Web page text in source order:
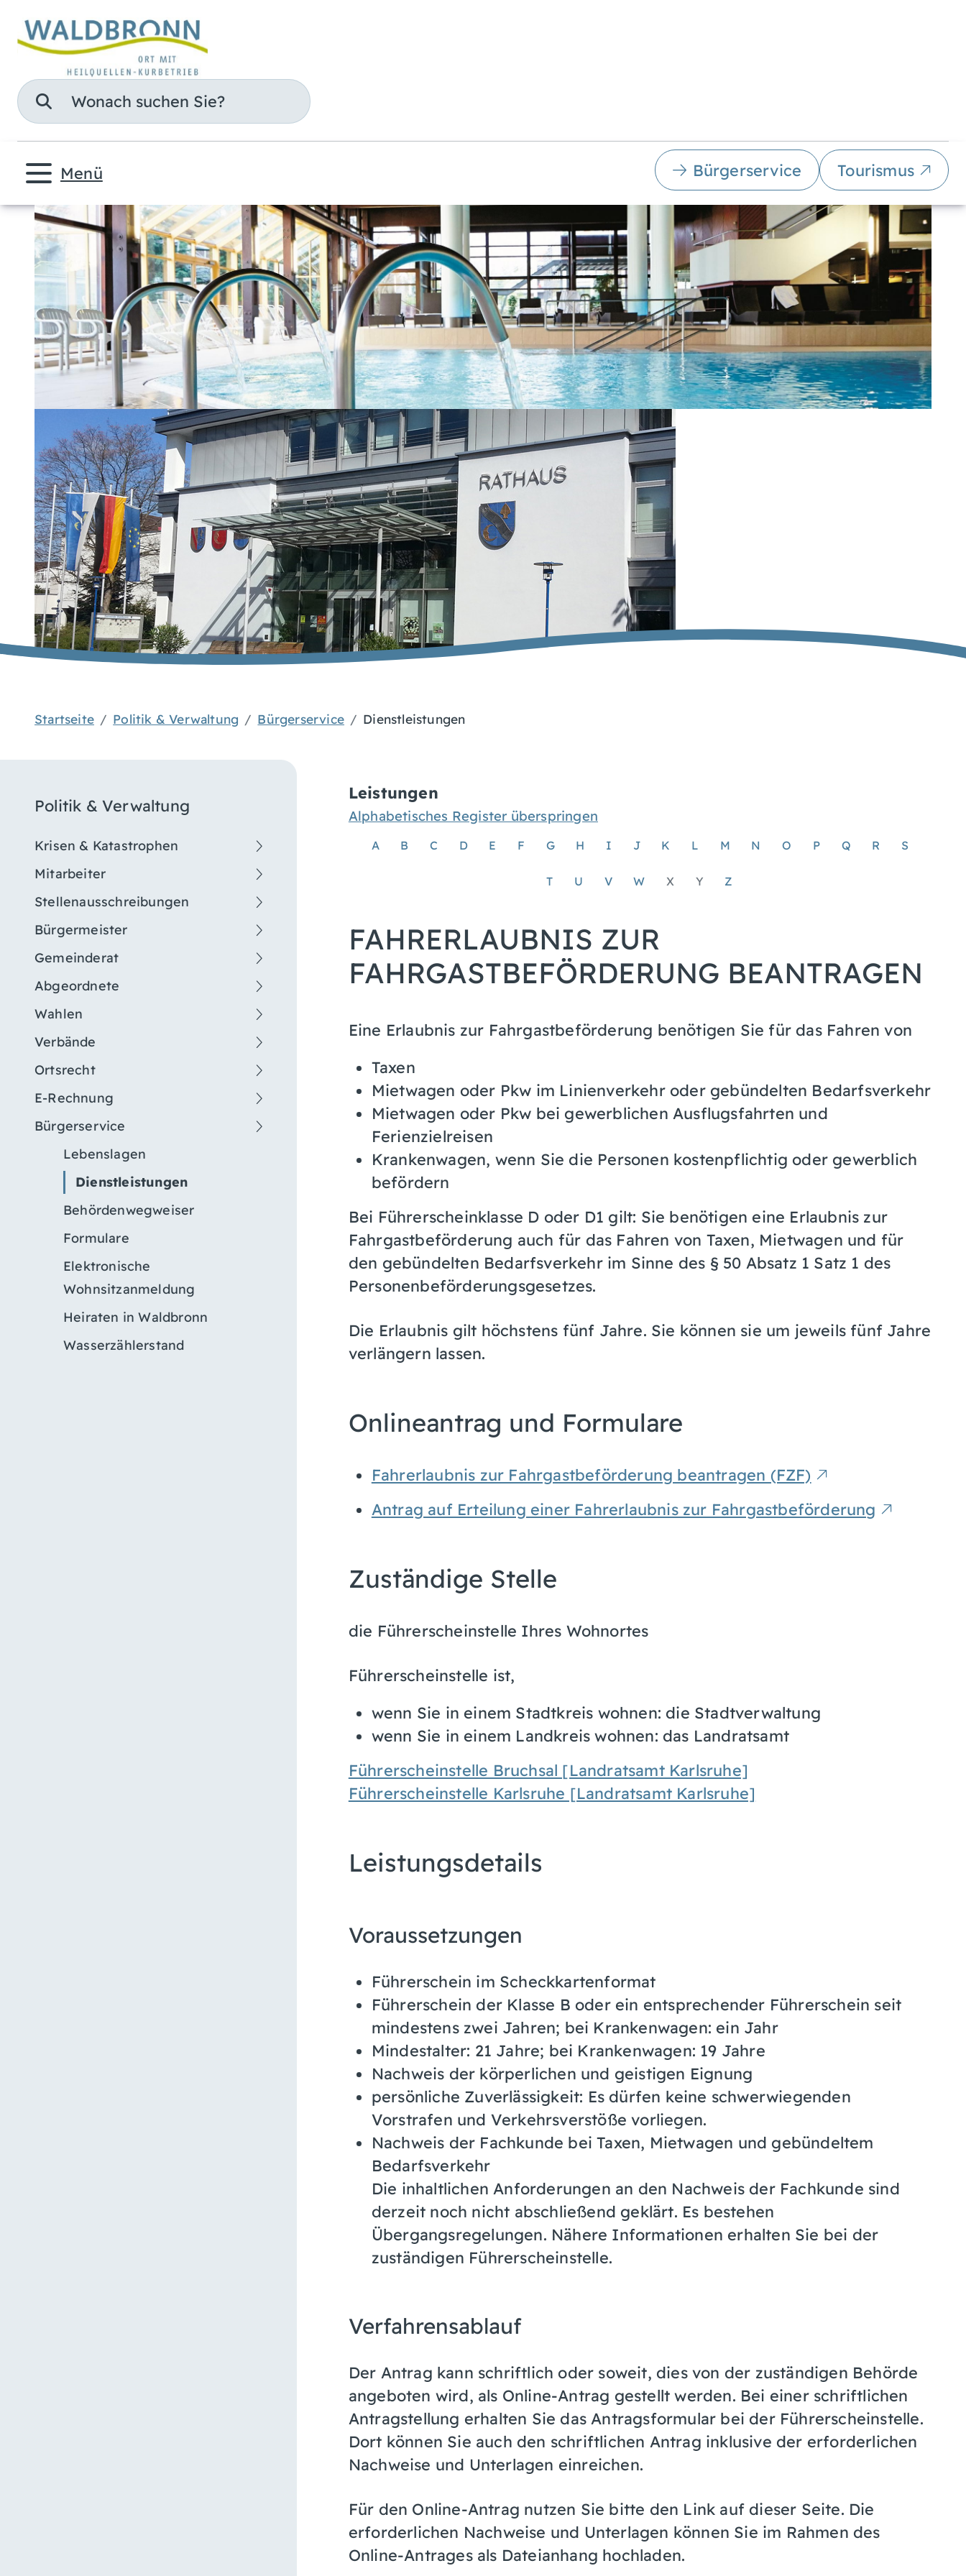
Suche
Menü Bürgerservice Tourismus
Startseite Politik & Verwaltung Bürgerservice Dienstleistungen
Politik & Verwaltung
Krisen & Katastrophen
Mitarbeiter
Stellenausschreibungen
Bürgermeister
Gemeinderat
Abgeordnete
Wahlen
Verbände
Ortsrecht
E-Rechnung
Bürgerservice
Lebenslagen
Dienstleistungen
Behördenwegweiser
Formulare
Elektronische
Wohnsitzanmeldung
Heiraten in Waldbronn
Wasserzählerstand
Leistungen
Alphabetisches Register überspringen
A B C D E F G H I J K L M N O P Q R S
T U V W X Y Z
FAHRERLAUBNIS ZUR
FAHRGASTBEFÖRDERUNG BEANTRAGEN
Eine Erlaubnis zur Fahrgastbeförderung benötigen Sie für das Fahren von
Taxen
Mietwagen oder Pkw im Linienverkehr oder gebündelten Bedarfsverkehr
Mietwagen oder Pkw bei gewerblichen Ausflugsfahrten und
Ferienzielreisen
Krankenwagen, wenn Sie die Personen kostenpflichtig oder gewerblich
befördern
Bei Führerscheinklasse D oder D1 gilt: Sie benötigen eine Erlaubnis zur
Fahrgastbeförderung auch für das Fahren von Taxen, Mietwagen und für
den gebündelten Bedarfsverkehr im Sinne des § 50 Absatz 1 Satz 1 des
Personenbeförderungsgesetzes.
Die Erlaubnis gilt höchstens fünf Jahre. Sie können sie um jeweils fünf Jahre
verlängern lassen.
Onlineantrag und Formulare
Fahrerlaubnis zur Fahrgastbeförderung beantragen (FZF)
Antrag auf Erteilung einer Fahrerlaubnis zur Fahrgastbeförderung
Zuständige Stelle
die Führerscheinstelle Ihres Wohnortes
Führerscheinstelle ist,
wenn Sie in einem Stadtkreis wohnen: die Stadtverwaltung
wenn Sie in einem Landkreis wohnen: das Landratsamt
Führerscheinstelle Bruchsal [Landratsamt Karlsruhe]
Führerscheinstelle Karlsruhe [Landratsamt Karlsruhe]
Leistungsdetails
Voraussetzungen
Führerschein im Scheckkartenformat
Führerschein der Klasse B oder ein entsprechender Führerschein seit
mindestens zwei Jahren; bei Krankenwagen: ein Jahr
Mindestalter: 21 Jahre; bei Krankenwagen: 19 Jahre
Nachweis der körperlichen und geistigen Eignung
persönliche Zuverlässigkeit: Es dürfen keine schwerwiegenden
Vorstrafen und Verkehrsverstöße vorliegen.
Nachweis der Fachkunde bei Taxen, Mietwagen und gebündeltem
Bedarfsverkehr
Die inhaltlichen Anforderungen an den Nachweis der Fachkunde sind
derzeit noch nicht abschließend geklärt. Es bestehen
Übergangsregelungen. Nähere Informationen erhalten Sie bei der
zuständigen Führerscheinstelle.
Verfahrensablauf
Der Antrag kann schriftlich oder soweit, dies von der zuständigen Behörde
angeboten wird, als Online-Antrag gestellt werden. Bei einer schriftlichen
Antragstellung erhalten Sie das Antragsformular bei der Führerscheinstelle.
Dort können Sie auch den schriftlichen Antrag inklusive der erforderlichen
Nachweise und Unterlagen einreichen.
Für den Online-Antrag nutzen Sie bitte den Link auf dieser Seite. Die
erforderlichen Nachweise und Unterlagen können Sie im Rahmen des
Online-Antrages als Dateianhang hochladen.